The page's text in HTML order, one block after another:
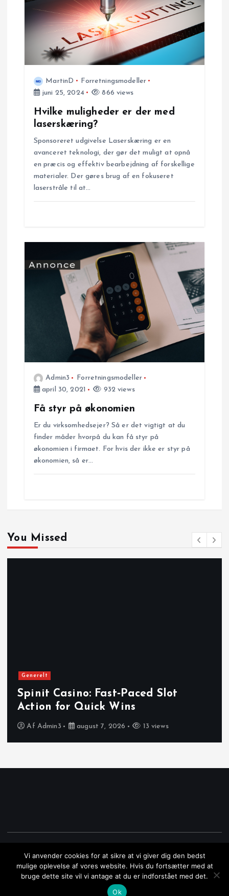
n
a
v
n
MartinD
Forretningsmodeller
juni 25, 2024
866 views
Hvilke muligheder er der med
laserskæring?
Sponsoreret udgivelse Laserskæring er en
avanceret teknologi, der gør det muligt at opnå
en præcis og effektiv bearbejdning af forskellige
materialer. Der gøres brug af en fokuseret
laserstråle til at…
Admin3
Forretningsmodeller
april 30, 2021
932 views
Få styr på økonomien
Er du virksomhedsejer? Så er det vigtigt at du
finder måder hvorpå du kan få styr på
økonomien i firmaet. For hvis der ikke er styr på
økonomien, så er…
You Missed
Generelt
Spinit Casino: Fast‑Paced Slot
Action for Quick Wins
Af Admin3 august 7, 2026 13 views
Themes
Vi anvender cookies for at sikre at vi giver dig den bedst
mulige oplevelse af vores website. Hvis du fortsætter med at
bruge dette site vil vi antage at du er indforstået med det.
Ok